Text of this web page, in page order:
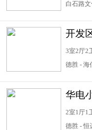
白石路
3室2厅2
德胜 - 海
2室1厅1
德胜 - 恒